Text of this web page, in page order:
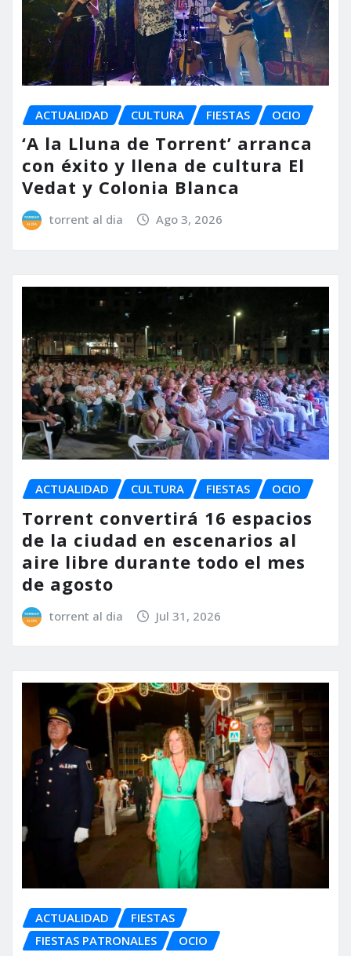
ACTUALIDAD CULTURA FIESTAS OCIO
‘A la Lluna de Torrent’ arranca
con éxito y llena de cultura El
Vedat y Colonia Blanca
torrent al dia Ago 3, 2026
ACTUALIDAD CULTURA FIESTAS OCIO
Torrent convertirá 16 espacios
de la ciudad en escenarios al
aire libre durante todo el mes
de agosto
torrent al dia Jul 31, 2026
ACTUALIDAD
FIESTAS
FIESTAS PATRONALES
OCIO